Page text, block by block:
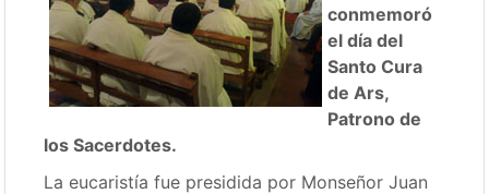
conmemoró
el día del
Santo Cura
de Ars,
Patrono de
los Sacerdotes.
La eucaristía fue presidida por Monseñor Juan